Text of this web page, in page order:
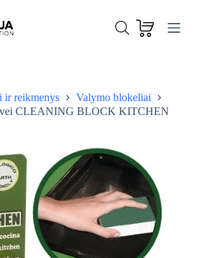
ir reikmenys
Valymo blokeliai
CLEANING BLOCK KITCHEN